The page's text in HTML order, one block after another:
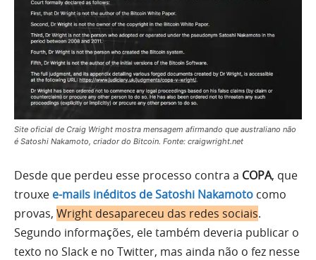
Site oficial de Craig Wright mostra mensagem afirmando que australiano não
é Satoshi Nakamoto, criador do Bitcoin. Fonte: craigwright.net
Desde que perdeu esse processo contra a COPA, que
trouxe e-mails inéditos de Satoshi Nakamoto como
provas, Wright desapareceu das redes sociais.
Segundo informações, ele também deveria publicar o
texto no Slack e no Twitter, mas ainda não o fez nesse